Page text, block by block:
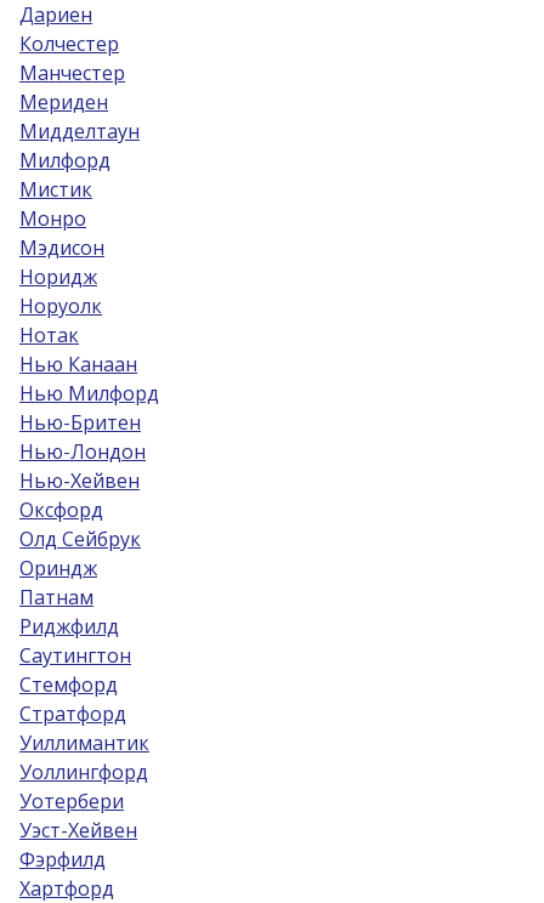
Дариен
Колчестер
Манчестер
Мериден
Мидделтаун
Милфорд
Мистик
Монро
Мэдисон
Норидж
Норуолк
Нотак
Нью Канаан
Нью Милфорд
Нью-Бритен
Нью-Лондон
Нью-Хейвен
Оксфорд
Олд Сейбрук
Ориндж
Патнам
Риджфилд
Саутингтон
Стемфорд
Стратфорд
Уиллимантик
Уоллингфорд
Уотербери
Уэст-Хейвен
Фэрфилд
Хартфорд